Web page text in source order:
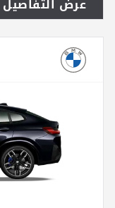
عرض التفاصيل